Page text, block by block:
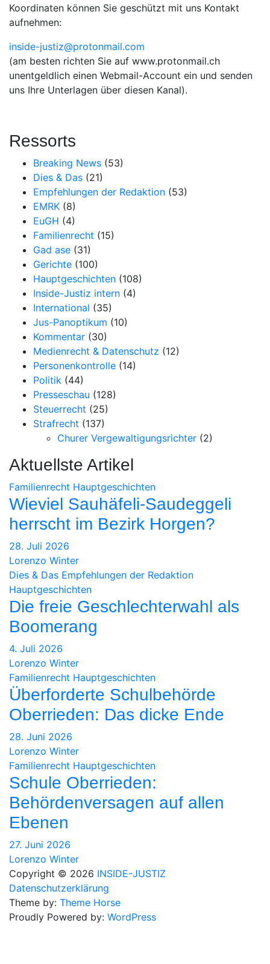
Koordinaten können Sie geschützt mit uns Kontakt
aufnehmen:
inside-justiz@protonmail.com
(am besten richten Sie auf www.protonmail.ch
unentgeldlich einen Webmail-Account ein und senden
uns Ihre Unterlagen über diesen Kanal).
Ressorts
Breaking News (53)
Dies & Das (21)
Empfehlungen der Redaktion (53)
EMRK (8)
EuGH (4)
Familienrecht (15)
Gad ase (31)
Gerichte (100)
Hauptgeschichten (108)
Inside-Justiz intern (4)
International (35)
Jus-Panoptikum (10)
Kommentar (30)
Medienrecht & Datenschutz (12)
Personenkontrolle (14)
Politik (44)
Presseschau (128)
Steuerrecht (25)
Strafrecht (137)
Churer Vergewaltigungsrichter (2)
Aktuellste Artikel
Familienrecht Hauptgeschichten
Wieviel Sauhäfeli-Saudeggeli
herrscht im Bezirk Horgen?
28. Juli 2026
Lorenzo Winter
Dies & Das Empfehlungen der Redaktion
Hauptgeschichten
Die freie Geschlechterwahl als
Boomerang
4. Juli 2026
Lorenzo Winter
Familienrecht Hauptgeschichten
Überforderte Schulbehörde
Oberrieden: Das dicke Ende
28. Juni 2026
Lorenzo Winter
Familienrecht Hauptgeschichten
Schule Oberrieden:
Behördenversagen auf allen
Ebenen
27. Juni 2026
Lorenzo Winter
Copyright © 2026 INSIDE-JUSTIZ
Datenschutzerklärung
Theme by: Theme Horse
Proudly Powered by: WordPress